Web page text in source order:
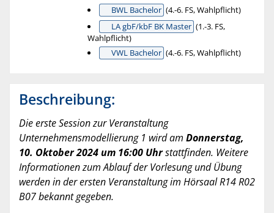
BWL Bachelor (4.-6. FS, Wahlpflicht)
LA gbF/kbF BK Master (1.-3. FS,
Wahlpflicht)
VWL Bachelor (4.-6. FS, Wahlpflicht)
Beschreibung:
Die erste Session zur Veranstaltung
Unternehmensmodellierung 1 wird am Donnerstag,
10. Oktober 2024 um 16:00 Uhrstattfinden. Weitere
Informationen zum Ablauf der Vorlesung und Übung
werden in der ersten Veranstaltung im Hörsaal R14 R02
B07 bekannt gegeben.